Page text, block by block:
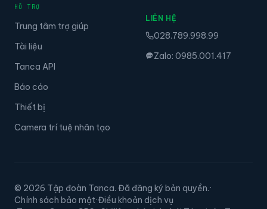
HỖ TRỢ
Trung tâm trợ giúp
Tài liệu
Tanca API
Báo cáo
Thiết bị
Camera trí tuệ nhân tạo
LIÊN HỆ
028.789.998.99
Zalo: 0985.001.417
© 2026 Tập đoàn Tanca. Đã đăng ký bản quyền.·
Chính sách bảo mật·Điều khoản dịch vụ